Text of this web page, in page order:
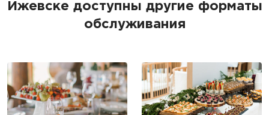
Ижевске доступны другие форматы
обслуживания